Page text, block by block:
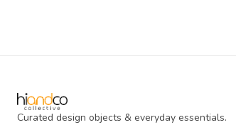
Curated design objects & everyday essentials.